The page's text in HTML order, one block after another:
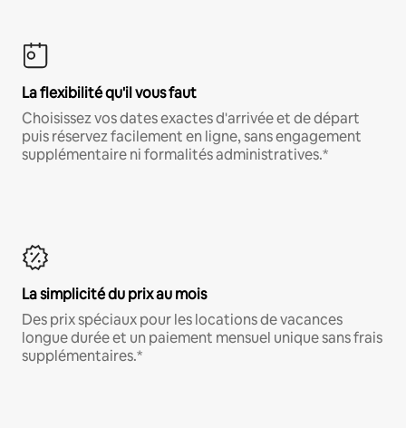
La flexibilité qu'il vous faut
Choisissez vos dates exactes d'arrivée et de départ
puis réservez facilement en ligne, sans engagement
supplémentaire ni formalités administratives.*
La simplicité du prix au mois
Des prix spéciaux pour les locations de vacances
longue durée et un paiement mensuel unique sans frais
supplémentaires.*